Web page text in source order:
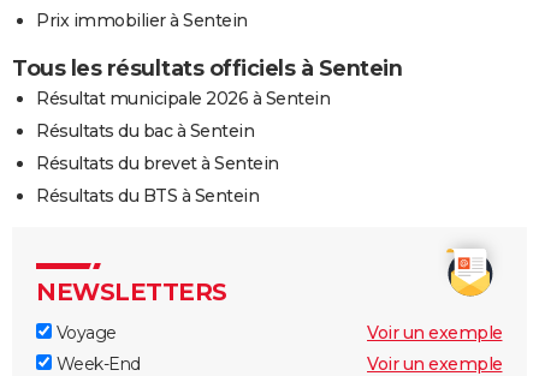
Prix immobilier à Sentein
Tous les résultats officiels à Sentein
Résultat municipale 2026 à Sentein
Résultats du bac à Sentein
Résultats du brevet à Sentein
Résultats du BTS à Sentein
NEWSLETTERS
Voyage
Voir un exemple
Week-End
Voir un exemple